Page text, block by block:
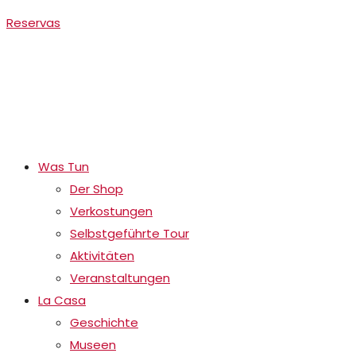
Reservas
Was Tun
Der Shop
Verkostungen
Selbstgeführte Tour
Aktivitäten
Veranstaltungen
La Casa
Geschichte
Museen